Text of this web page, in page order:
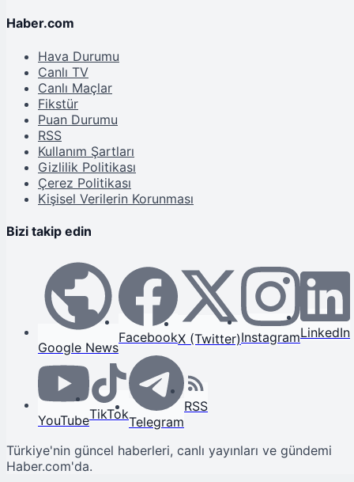
Haber.com
Hava Durumu
Canlı TV
Canlı Maçlar
Fikstür
Puan Durumu
RSS
Kullanım Şartları
Gizlilik Politikası
Çerez Politikası
Kişisel Verilerin Korunması
Bizi takip edin
Google News
FacebookX (Twitter)InstagramLinkedIn
YouTubeTikTokTelegram
RSS
Türkiye'nin güncel haberleri, canlı yayınları ve gündemi
Haber.com'da.